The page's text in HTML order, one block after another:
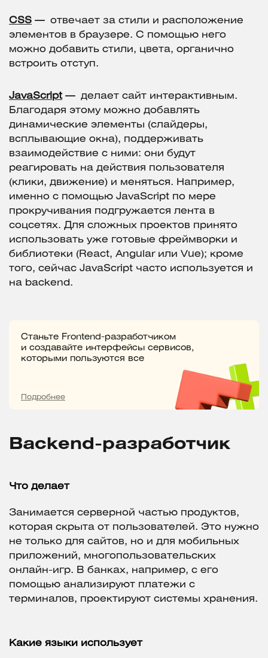
CSS —
отвечает за стили и расположение
элементов в браузере. С помощью него
можно добавить стили, цвета, органично
встроить отступ.
JavaScript—
делает сайт интерактивным.
Благодаря этому можно добавлять
динамические элементы (слайдеры,
всплывающие окна), поддерживать
взаимодействие с ними: они будут
реагировать на действия пользователя
(клики, движение) и меняться. Например,
именно с помощью JavaScript по мере
прокручивания подгружается лента в
соцсетях. Для сложных проектов принято
использовать уже готовые фреймворки и
библиотеки (React, Angular или Vue); кроме
того, сейчас JavaScript часто используется и
на backend.
Станьте Frontend-разработчиком
и создавайте интерфейсы сервисов,
которыми пользуются все
Подробнее
Backend-разработчик
Что делает
Занимается серверной частью продуктов,
которая скрыта от пользователей. Это нужно
не только для сайтов, но и для мобильных
приложений, многопользовательских
онлайн-игр. В банках, например, с его
помощью анализируют платежи с
терминалов, проектируют системы хранения.
Какие языки использует